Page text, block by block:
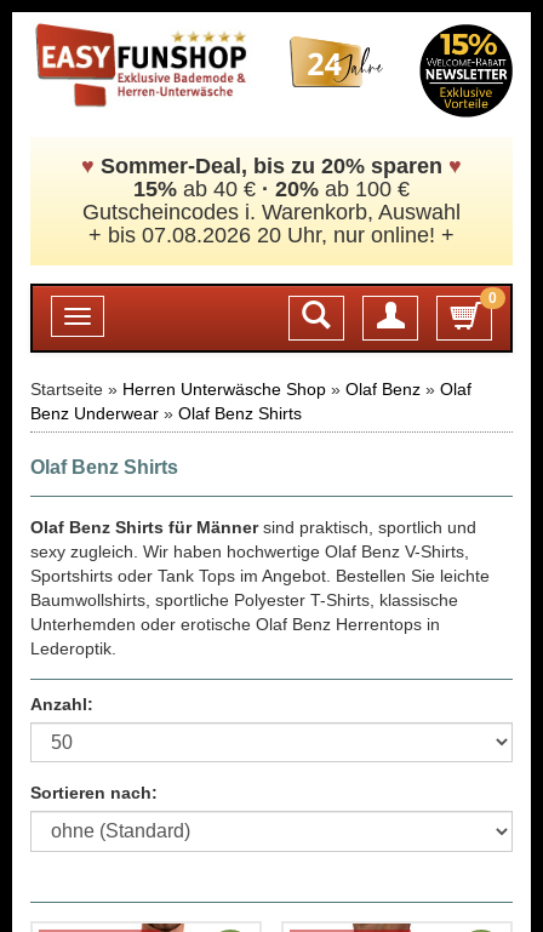
♥ Sommer-Deal, bis zu 20% sparen ♥
15% ab 40 € · 20% ab 100 €
Gutscheincodes i. Warenkorb, Auswahl
+ bis 07.08.2026 20 Uhr, nur online! +
Toggle
navigation
0
Login
Startseite » Herren Unterwäsche Shop » Olaf Benz » Olaf
Benz Underwear » Olaf Benz Shirts
Olaf Benz Shirts
Olaf Benz Shirts für Männersind praktisch, sportlich und
sexy zugleich. Wir haben hochwertige Olaf Benz V-Shirts,
Sportshirts oder Tank Tops im Angebot. Bestellen Sie leichte
Baumwollshirts, sportliche Polyester T-Shirts, klassische
Unterhemden oder erotische Olaf Benz Herrentops in
Lederoptik.
Anzahl:
Sortieren nach: